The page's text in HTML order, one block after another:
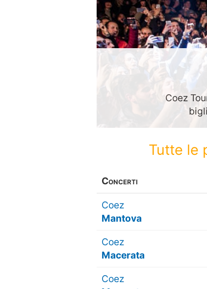
Coez
Tutte le
Concerti
Coez
Mantova
Coez
Macerata
Coez